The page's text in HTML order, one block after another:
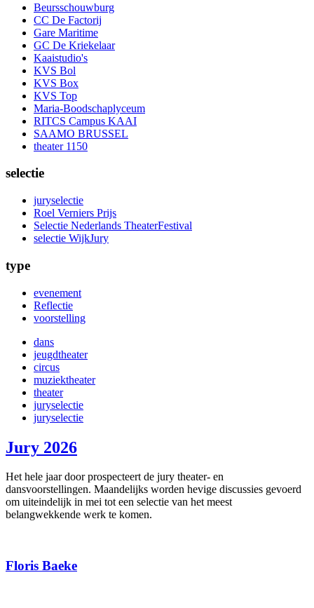
Beursschouwburg
CC De Factorij
Gare Maritime
GC De Kriekelaar
Kaaistudio's
KVS Bol
KVS Box
KVS Top
Maria-Boodschaplyceum
RITCS Campus KAAI
SAAMO BRUSSEL
theater 1150
selectie
juryselectie
Roel Verniers Prijs
Selectie Nederlands TheaterFestival
selectie WijkJury
type
evenement
Reflectie
voorstelling
dans
jeugdtheater
circus
muziektheater
theater
juryselectie
juryselectie
Jury 2026
Het hele jaar door prospecteert de jury theater- en
dansvoorstellingen. Maandelijks worden hevige discussies gevoerd
om uiteindelijk in mei tot een selectie van het meest
belangwekkende werk te komen.
Floris Baeke